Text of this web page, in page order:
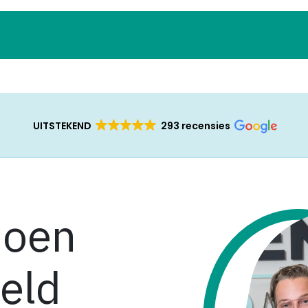
UITSTEKEND 293 recensies